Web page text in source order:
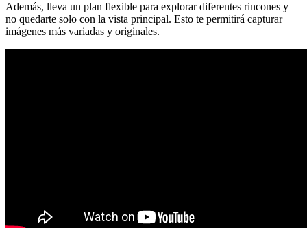
Además, lleva un plan flexible para explorar diferentes rincones y
no quedarte solo con la vista principal. Esto te permitirá capturar
imágenes más variadas y originales.